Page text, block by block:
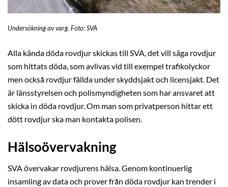
Undersökning av varg. Foto: SVA
Alla kända döda rovdjur skickas till SVA, det vill säga rovdjur
som hittats döda, som avlivas vid till exempel trafikolyckor
men också rovdjur fällda under skyddsjakt och licensjakt. Det
är länsstyrelsen och polismyndigheten som har ansvaret att
skicka in döda rovdjur. Om man som privatperson hittar ett
dött rovdjur ska man kontakta polisen.
Hälsoövervakning
SVA övervakar rovdjurens hälsa. Genom kontinuerlig
insamling av data och prover från döda rovdjur kan trender i